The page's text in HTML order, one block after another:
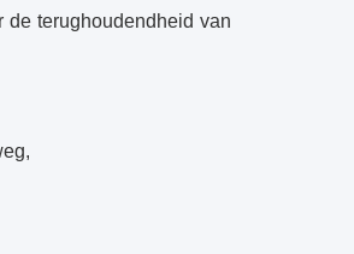
terughoudendheid van